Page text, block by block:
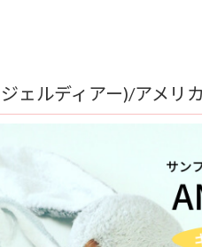
ェルディアー)/アメリ